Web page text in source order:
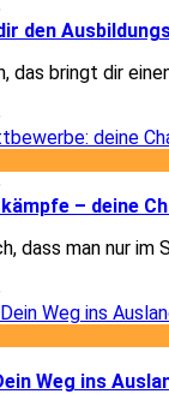
den
das bringt dir
– deine
dass man nur im
Weg ins